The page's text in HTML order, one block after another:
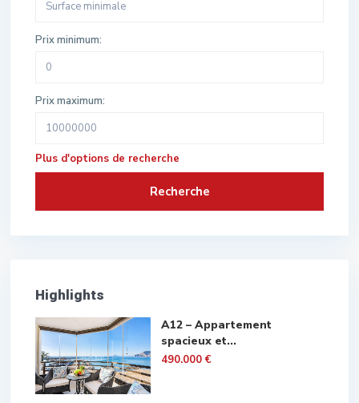
Prix minimum:
Prix maximum:
Plus d'options de recherche
Recherche
Highlights
A12 – Appartement
spacieux et...
490.000 €